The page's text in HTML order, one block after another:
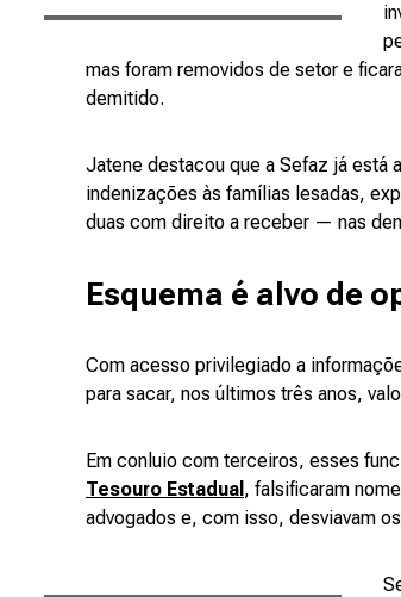
mas foram removidos de setor e
demitido.
Jatene destacou que a Sefaz já está
indenizações às famílias lesadas,
duas com direito a receber — nas
Esquema é alvo de
Com acesso privilegiado a
para sacar, nos últimos três anos,
Em conluio com terceiros, esses
Tesouro Estadual , falsificaram
advogados e, com isso, desviavam